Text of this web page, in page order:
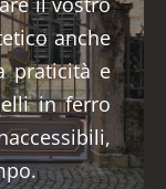
anche
praticità e
in ferro